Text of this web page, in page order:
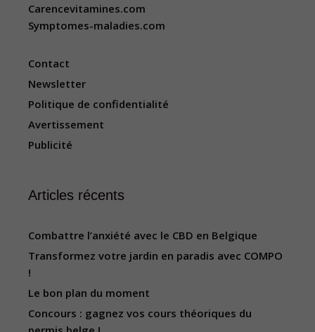
Carencevitamines.com
Symptomes-maladies.com
Contact
Newsletter
Politique de confidentialité
Avertissement
Publicité
Articles récents
Combattre l’anxiété avec le CBD en Belgique
Transformez votre jardin en paradis avec COMPO
!
Le bon plan du moment
Concours : gagnez vos cours théoriques du